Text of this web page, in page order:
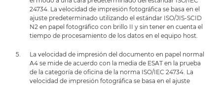
24734. La velocidad de impresión fotográfica se basa en el
ajuste predeterminado utilizando el estándar ISO/JIS-SCID
N2 en papel fotográfico con brillo II y sin tener en cuenta el
tiempo de procesamiento de los datos en el equipo host.
La velocidad de impresión del documento en papel normal
A4 se mide de acuerdo con la media de ESAT en la prueba
de la categoría de oficina de la norma ISO/IEC 24734. La
velocidad de impresión fotográfica se basa en el ajuste